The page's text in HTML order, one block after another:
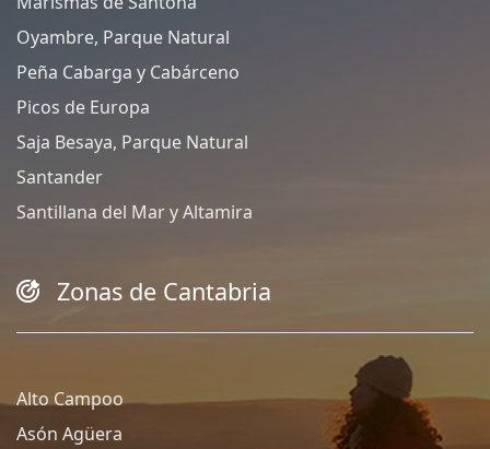
Oyambre, Parque Natural
Peña Cabarga y Cabárceno
Picos de Europa
Saja Besaya, Parque Natural
Santander
Santillana del Mar y Altamira
Zonas de Cantabria
Alto Campoo
Asón Agüera